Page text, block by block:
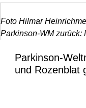
Foto Hilmar
Parkinson-WM zurück:
Parkinson-
und Rozenblat